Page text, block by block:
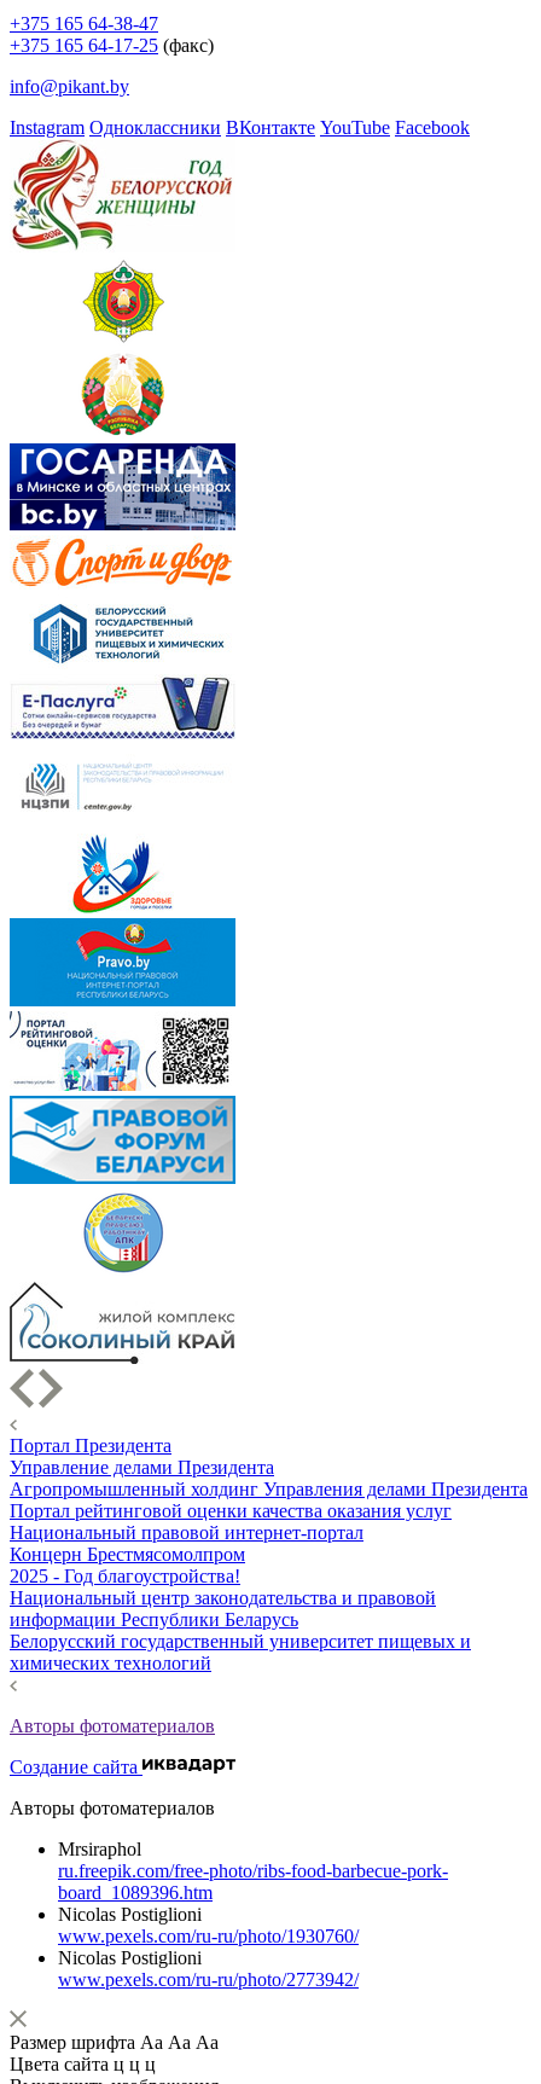
+375 165 64-38-47
+375 165 64-17-25 (факс)
info@pikant.by
Instagram Одноклассники ВКонтакте YouTube Facebook
Портал Президента
Управление делами Президента
Агропромышленный холдинг Управления делами Президента
Портал рейтинговой оценки качества оказания услуг
Национальный правовой интернет-портал
Концерн Брестмясомолпром
2025 - Год благоустройства!
Национальный центр законодательства и правовой
информации Республики Беларусь
Белорусский государственный университет пищевых и
химических технологий
Авторы фотоматериалов
Создание сайта
Авторы фотоматериалов
Mrsiraphol
ru.freepik.com/free-photo/ribs-food-barbecue-pork-
board_1089396.htm
Nicolas Postiglioni
www.pexels.com/ru-ru/photo/1930760/
Nicolas Postiglioni
www.pexels.com/ru-ru/photo/2773942/
Размер шрифта Аа Аа Аа
Цвета сайта ц ц ц